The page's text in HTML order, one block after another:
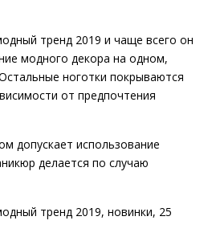
тренд 2019 и чаще всего он
модного декора на одном,
ноготки покрываются
от предпочтения
допускает использование
делается по случаю
тренд 2019, новинки, 25